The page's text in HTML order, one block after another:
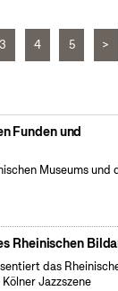
3 4 5 >
Funden und
Museums und
Rheinischen
das
Jazzszene